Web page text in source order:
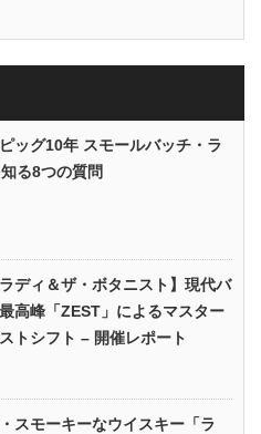
ッグ10年 スモールバッチ・ラ
る8つの質問
ラディ＆ザ・ボタニスト】現代バ
高峰「ZEST」によるマスター
トシフト – 開催レポート
スモーキーなウイスキー「ラ